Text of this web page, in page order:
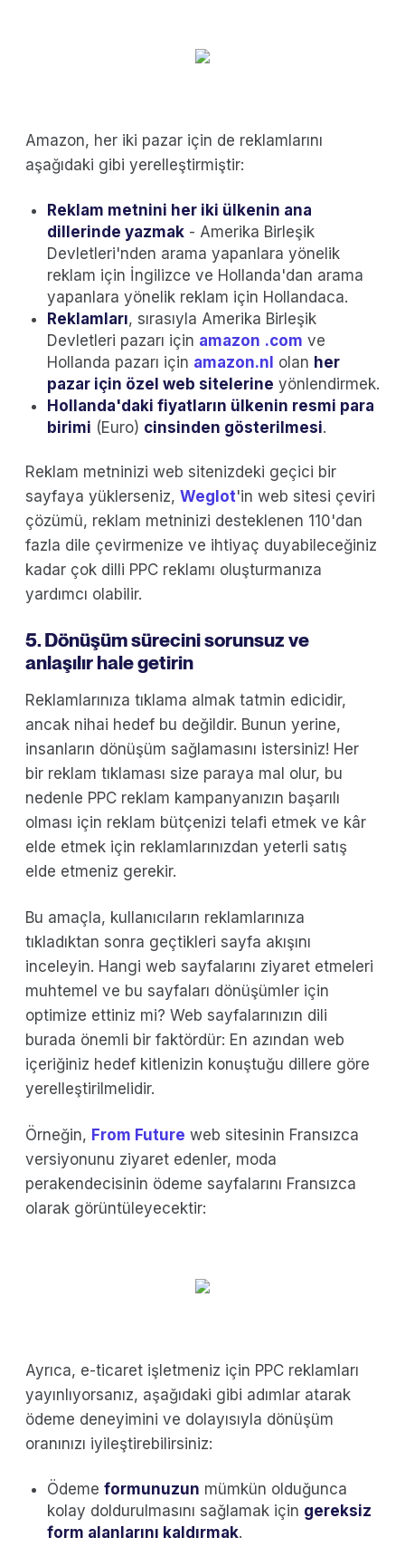
Amazon, her iki pazar için de reklamlarını
aşağıdaki gibi yerelleştirmiştir:
Reklam metnini her iki ülkenin ana
dillerinde yazmak - Amerika Birleşik
Devletleri'nden arama yapanlara yönelik
reklam için İngilizce ve Hollanda'dan arama
yapanlara yönelik reklam için Hollandaca.
Reklamları, sırasıyla Amerika Birleşik
Devletleri pazarı için amazon .com ve
Hollanda pazarı için amazon.nl olan her
pazar için özel web sitelerine yönlendirmek.
Hollanda'daki fiyatların ülkenin resmi para
birimi (Euro) cinsinden gösterilmesi.
Reklam metninizi web sitenizdeki geçici bir
sayfaya yüklerseniz, Weglot'in web sitesi çeviri
çözümü, reklam metninizi desteklenen 110'dan
fazla dile çevirmenize ve ihtiyaç duyabileceğiniz
kadar çok dilli PPC reklamı oluşturmanıza
yardımcı olabilir.
5. Dönüşüm sürecini sorunsuz ve
anlaşılır hale getirin
Reklamlarınıza tıklama almak tatmin edicidir,
ancak nihai hedef bu değildir. Bunun yerine,
insanların dönüşüm sağlamasını istersiniz! Her
bir reklam tıklaması size paraya mal olur, bu
nedenle PPC reklam kampanyanızın başarılı
olması için reklam bütçenizi telafi etmek ve kâr
elde etmek için reklamlarınızdan yeterli satış
elde etmeniz gerekir.
Bu amaçla, kullanıcıların reklamlarınıza
tıkladıktan sonra geçtikleri sayfa akışını
inceleyin. Hangi web sayfalarını ziyaret etmeleri
muhtemel ve bu sayfaları dönüşümler için
optimize ettiniz mi? Web sayfalarınızın dili
burada önemli bir faktördür: En azından web
içeriğiniz hedef kitlenizin konuştuğu dillere göre
yerelleştirilmelidir.
Örneğin, From Future web sitesinin Fransızca
versiyonunu ziyaret edenler, moda
perakendecisinin ödeme sayfalarını Fransızca
olarak görüntüleyecektir:
Ayrıca, e-ticaret işletmeniz için PPC reklamları
yayınlıyorsanız, aşağıdaki gibi adımlar atarak
ödeme deneyimini ve dolayısıyla dönüşüm
oranınızı iyileştirebilirsiniz:
Ödeme formunuzun mümkün olduğunca
kolay doldurulmasını sağlamak için gereksiz
form alanlarını kaldırmak.